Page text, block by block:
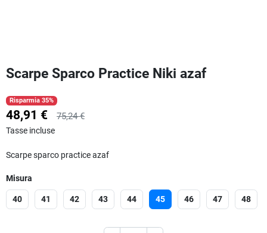
Scarpe Sparco Practice Niki azaf
Risparmia 35%
48,91 € 75,24 €
Tasse incluse
Scarpe sparco practice azaf
Misura
40 41 42 43 44 45 46 47 48